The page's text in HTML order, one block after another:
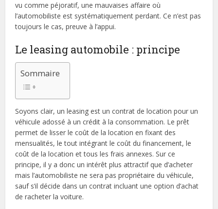
vu comme péjoratif, une mauvaises affaire où
l’automobiliste est systématiquement perdant. Ce n’est pas
toujours le cas, preuve à l’appui.
Le leasing automobile : principe
Sommaire
Soyons clair, un leasing est un contrat de location pour un
véhicule adossé à un crédit à la consommation. Le prêt
permet de lisser le coût de la location en fixant des
mensualités, le tout intégrant le coût du financement, le
coût de la location et tous les frais annexes. Sur ce
principe, il y a donc un intérêt plus attractif que d’acheter
mais l’automobiliste ne sera pas propriétaire du véhicule,
sauf s’il décide dans un contrat incluant une option d’achat
de racheter la voiture.